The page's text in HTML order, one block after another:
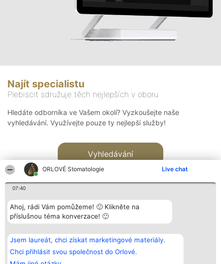
ORLOVÉ Stomatologie Live chat
07:40
Ahoj, rádi Vám pomůžeme! 🙂 Klikněte na
příslušnou téma konverzace! 🙂
Jsem laureát, chci získat marketingové materiály.
Chci přihlásit svou společnost do Orlové.
Najít specialistu
Plebiscit sdružuje těch nejlepších v oboru
Hledáte odborníka ve Vašem okolí? Vyzkoušejte naše
vyhledávání. Využívejte pouze ty nejlepší služby!
Vyhledávání
Bright Side Solutions sp. z o.
o. sp. k.
ul. Ruska 22
Wrocław 50-079
Vítězové
Seznam všech
laureátů
Zásady
Kontakt